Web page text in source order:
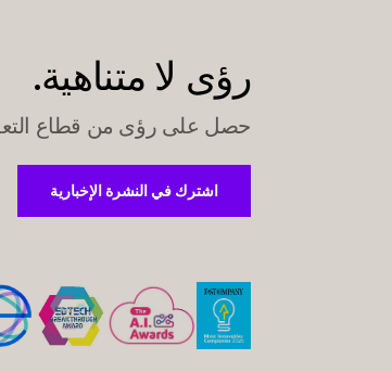
رؤى لا متناهية.
حصل على رؤى من قطاع
اشترك في النشرة الإخبارية
اشترك في النشرة الإخبارية